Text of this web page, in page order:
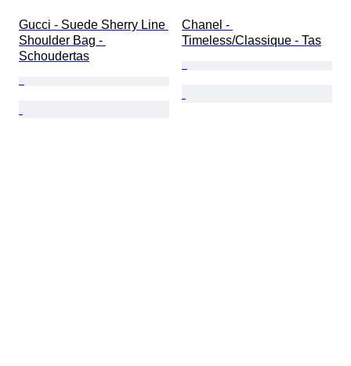
Gucci - Suede Sherry Line
Shoulder Bag -
Schoudertas
Chanel -
Timeless/Classique - Tas